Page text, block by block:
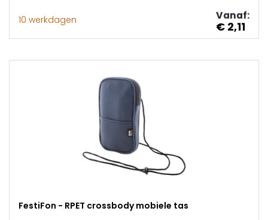
10 werkdagen Vanaf:
€ 2,11
FestiFon - RPET crossbody mobiele tas